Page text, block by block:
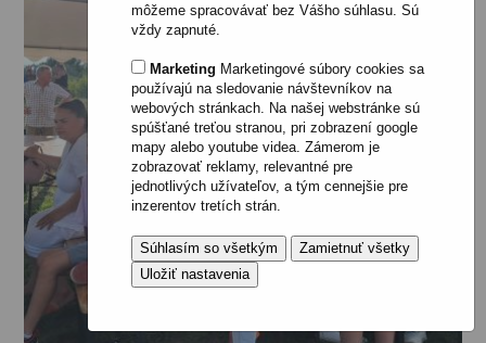
môžeme spracovávať bez Vášho súhlasu. Sú
vždy zapnuté.
Marketing Marketingové súbory cookies sa
používajú na sledovanie návštevníkov na
webových stránkach. Na našej webstránke sú
spúšťané treťou stranou, pri zobrazení google
mapy alebo youtube videa. Zámerom je
zobrazovať reklamy, relevantné pre
jednotlivých užívateľov, a tým cennejšie pre
inzerentov tretích strán.